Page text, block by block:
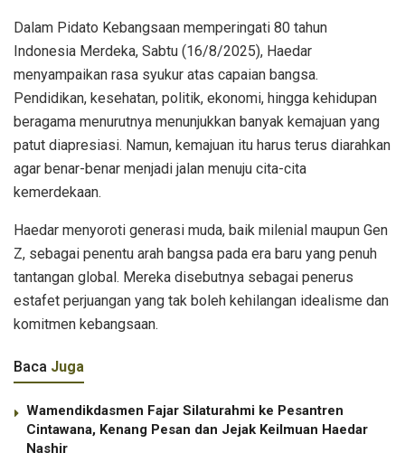
Dalam Pidato Kebangsaan memperingati 80 tahun
Indonesia Merdeka, Sabtu (16/8/2025), Haedar
menyampaikan rasa syukur atas capaian bangsa.
Pendidikan, kesehatan, politik, ekonomi, hingga kehidupan
beragama menurutnya menunjukkan banyak kemajuan yang
patut diapresiasi. Namun, kemajuan itu harus terus diarahkan
agar benar-benar menjadi jalan menuju cita-cita
kemerdekaan.
Haedar menyoroti generasi muda, baik milenial maupun Gen
Z, sebagai penentu arah bangsa pada era baru yang penuh
tantangan global. Mereka disebutnya sebagai penerus
estafet perjuangan yang tak boleh kehilangan idealisme dan
komitmen kebangsaan.
Baca Juga
Wamendikdasmen Fajar Silaturahmi ke Pesantren
Cintawana, Kenang Pesan dan Jejak Keilmuan Haedar
Nashir